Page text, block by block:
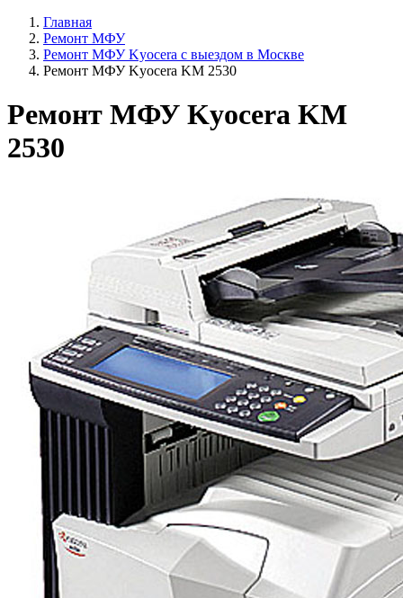
Главная
Ремонт МФУ
Ремонт МФУ Kyocera с выездом в Москве
Ремонт МФУ Kyocera KM 2530
Ремонт МФУ Kyocera KM
2530